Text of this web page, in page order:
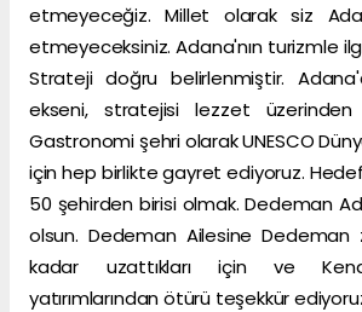
etmeyeceğiz. Millet olarak siz
etmeyeceksiniz. Adana'nın turizmle
Strateji doğru belirlenmiştir.
ekseni, stratejisi lezzet üzerinden
Gastronomi şehri olarak UNESCO
için hep birlikte gayret ediyoruz.
50 şehirden birisi olmak. Dedeman
olsun. Dedeman Ailesine Dedeman
kadar uzattıkları için ve
yatırımlarından ötürü teşekkür